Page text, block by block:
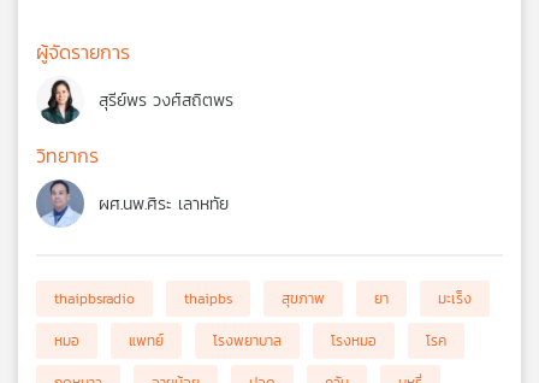
ผู้จัดรายการ
สุรีย์พร วงศ์สถิตพร
วิทยากร
ผศ.นพ.ศิระ เลาหทัย
thaipbsradio thaipbs สุขภาพ ยา
มะเร็ง
หมอ
แพทย์ โรงพยาบาล โรงหมอ
โรค